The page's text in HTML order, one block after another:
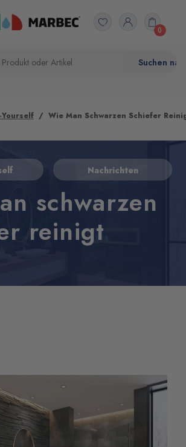
0
Yourself Wie Man Schwarzen Schiefer
Nachrichten
schwarzen
reinigt